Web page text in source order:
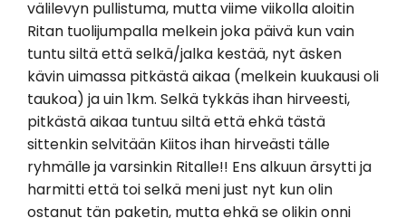
välilevyn pullistuma, mutta viime viikolla aloitin
Ritan tuolijumpalla melkein joka päivä kun vain
tuntu siltä että selkä/jalka kestää, nyt äsken
kävin uimassa pitkästä aikaa (melkein kuukausi oli
taukoa) ja uin 1km. Selkä tykkäs ihan hirveesti,
pitkästä aikaa tuntuu siltä että ehkä tästä
sittenkin selvitään Kiitos ihan hirveästi tälle
ryhmälle ja varsinkin Ritalle!! Ens alkuun ärsytti ja
harmitti että toi selkä meni just nyt kun olin
ostanut tän paketin, mutta ehkä se olikin onni